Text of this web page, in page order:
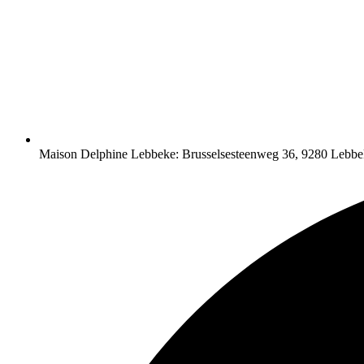
Maison Delphine Lebbeke: Brusselsesteenweg 36, 9280